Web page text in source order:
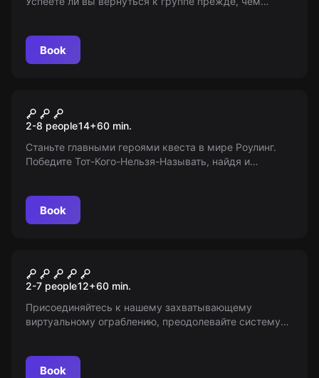
Book
Волшебник Гарри
2-8 people14+60 min.
Станьте главными героями квеста в мире Роулинг.
Победите Тот-Кого-Нельзя-Называть, найдя и
Book
Ограбление века
2-7 people12+60 min.
Присоединяйтесь к нашему захватывающему
виртуальному ограблению, преодолевайте систему
является организатором игры.
Book